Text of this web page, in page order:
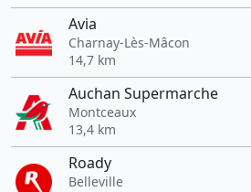
Avia
Charnay-Lès-Mâcon
14,7 km
Auchan Supermarche
Montceaux
13,4 km
Roady
Belleville